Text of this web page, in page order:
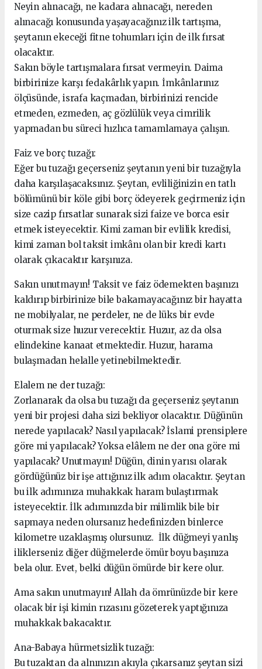
Neyin alınacağı, ne kadara alınacağı, nereden
alınacağı konusunda yaşayacağınız ilk tartışma,
şeytanın ekeceği fitne tohumları için de ilk fırsat
olacaktır.
Sakın böyle tartışmalara fırsat vermeyin. Daima
birbirinize karşı fedakârlık yapın. İmkânlarınız
ölçüsünde, israfa kaçmadan, birbirinizi rencide
etmeden, ezmeden, aç gözlülük veya cimrilik
yapmadan bu süreci hızlıca tamamlamaya çalışın.
Faiz ve borç tuzağı:
Eğer bu tuzağı geçerseniz şeytanın yeni bir tuzağıyla
daha karşılaşacaksınız. Şeytan, evliliğinizin en tatlı
bölümünü bir köle gibi borç ödeyerek geçirmeniz için
size cazip fırsatlar sunarak sizi faize ve borca esir
etmek isteyecektir. Kimi zaman bir evlilik kredisi,
kimi zaman bol taksit imkânı olan bir kredi kartı
olarak çıkacaktır karşınıza.
Sakın unutmayın! Taksit ve faiz ödemekten başınızı
kaldırıp birbirinize bile bakamayacağınız bir hayatta
ne mobilyalar, ne perdeler, ne de lüks bir evde
oturmak size huzur verecektir. Huzur, az da olsa
elindekine kanaat etmektedir. Huzur, harama
bulaşmadan helalle yetinebilmektedir.
Elalem ne der tuzağı:
Zorlanarak da olsa bu tuzağı da geçerseniz şeytanın
yeni bir projesi daha sizi bekliyor olacaktır. Düğünün
nerede yapılacak? Nasıl yapılacak? İslami prensiplere
göre mi yapılacak? Yoksa elâlem ne der ona göre mi
yapılacak? Unutmayın! Düğün, dinin yarısı olarak
gördüğünüz bir işe attığınız ilk adım olacaktır. Şeytan
bu ilk adımınıza muhakkak haram bulaştırmak
isteyecektir. İlk adımınızda bir milimlik bile bir
sapmaya neden olursanız hedefinizden binlerce
kilometre uzaklaşmış olursunuz. İlk düğmeyi yanlış
iliklerseniz diğer düğmelerde ömür boyu başınıza
bela olur. Evet, belki düğün ömürde bir kere olur.
Ama sakın unutmayın! Allah da ömrünüzde bir kere
olacak bir işi kimin rızasını gözeterek yaptığınıza
muhakkak bakacaktır.
Ana-Babaya hürmetsizlik tuzağı:
Bu tuzaktan da alnınızın akıyla çıkarsanız şeytan sizi